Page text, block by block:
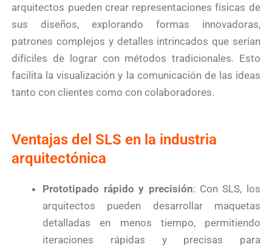
arquitectos pueden crear representaciones físicas de
sus diseños, explorando formas innovadoras,
patrones complejos y detalles intrincados que serían
difíciles de lograr con métodos tradicionales. Esto
facilita la visualización y la comunicación de las ideas
tanto con clientes como con colaboradores.
Ventajas del SLS en la industria
arquitectónica
Prototipado rápido y precisión: Con SLS, los
arquitectos pueden desarrollar maquetas
detalladas en menos tiempo, permitiendo
iteraciones rápidas y precisas para